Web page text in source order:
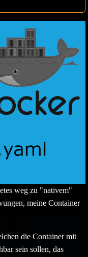
weg zu "nativem"
meine Container
die Container mit
sein sollen, das